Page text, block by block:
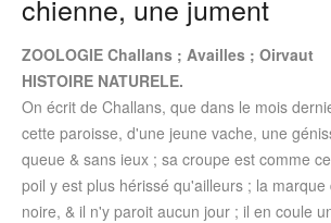
chienne, une jument
ZOOLOGIE Challans ; Availles ; Oirvaut
HISTOIRE NATURELE.
On écrit de Challans, que dans le mois
cette paroisse, d'une jeune vache, une
queue & sans ieux ; sa croupe est comme
poil y est plus hérissé qu'ailleurs ; la
noire, & il n'y paroit aucun jour ; il en coule